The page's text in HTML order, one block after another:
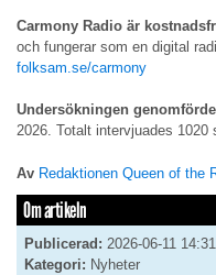
Carmony Radio är
och fungerar som en digital
folksam.se/carmony
Undersökningen
2026. Totalt intervjuades 1020
Av Redaktionen Queen of the
Om artikeln
Publicerad: 2026-06-11 14:31
Kategori: Nyheter